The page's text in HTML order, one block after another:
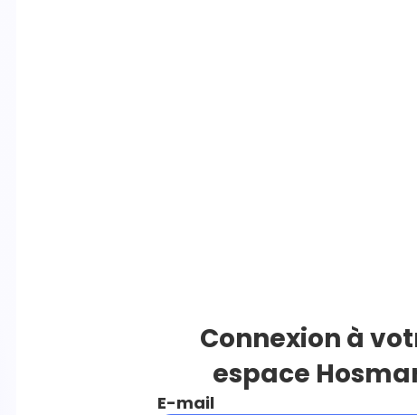
Connexion à
espace
E-mail